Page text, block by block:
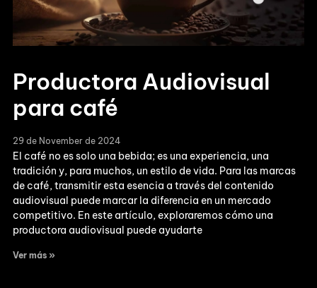
Productora Audiovisual
para café
29 de November de 2024
El café no es solo una bebida; es una experiencia, una
tradición y, para muchos, un estilo de vida. Para las marcas
de café, transmitir esta esencia a través del contenido
audiovisual puede marcar la diferencia en un mercado
competitivo. En este artículo, exploraremos cómo una
productora audiovisual puede ayudarte
Ver más »